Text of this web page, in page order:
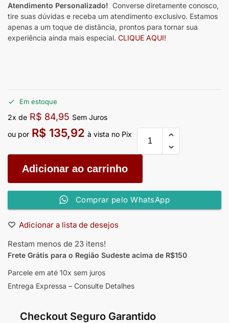
Atendimento Personalizado! Converse diretamente conosco,
tire suas dúvidas e receba um atendimento exclusivo. Estamos
apenas a um toque de distância, prontos para tornar sua
experiência ainda mais especial. CLIQUE AQUI!
Em estoque
2x de R$ 84,95 Sem Juros
ou por R$ 135,92 à vista no Pix
Adicionar ao carrinho
Comprar pelo WhatsApp
Adicionar a lista de desejos
Restam menos de 23 itens!
Frete Grátis para o Região Sudeste acima de R$150
Parcele em até 10x sem juros
Entrega Expressa – Consulte Detalhes
Checkout Seguro Garantido